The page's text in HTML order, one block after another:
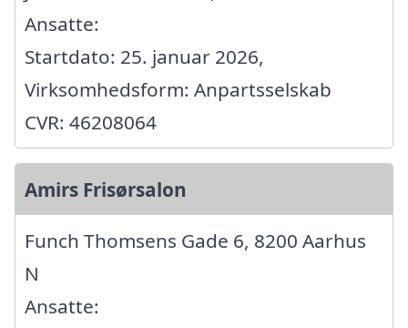
Ansatte:
Startdato: 25. januar 2026,
Virksomhedsform: Anpartsselskab
CVR: 46208064
Amirs Frisørsalon
Funch Thomsens Gade 6, 8200 Aarhus
N
Ansatte: